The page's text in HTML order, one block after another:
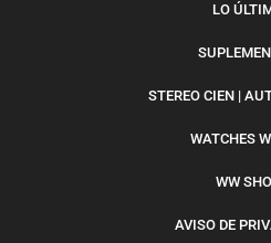
LO
STEREO CIEN |
WATCHES
WW
AVISO DE